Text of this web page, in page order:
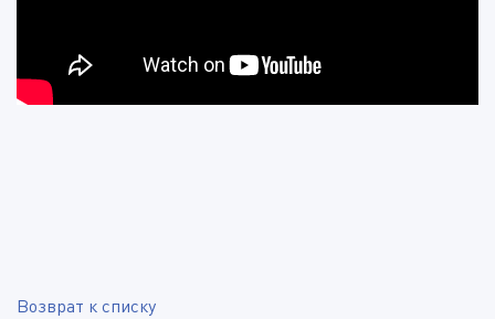
Возврат к списку